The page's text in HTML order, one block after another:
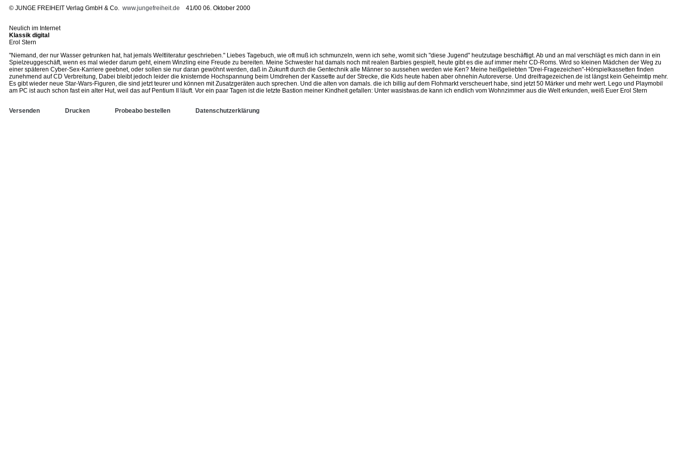
© JUNGE FREIHEIT Verlag GmbH & Co. www.jungefreiheit.de 41/00 06. Oktober 2000
Neulich im Internet
Klassik digital
Erol Stern
"Niemand, der nur Wasser getrunken hat, hat jemals Weltliteratur geschrieben." Liebes Tagebuch, wie oft muß ich schmunzeln, wenn ich sehe, womit sich "diese Jugend" heutzutage beschäftigt. Ab und an mal verschlägt es mich dann in ein
Spielzeuggeschäft, wenn es mal wieder darum geht, einem Winzling eine Freude zu bereiten. Meine Schwester hat damals noch mit realen Barbies gespielt, heute gibt es die auf immer mehr CD-Roms. Wird so kleinen Mädchen der Weg zu
einer späteren Cyber-Sex-Karriere geebnet, oder sollen sie nur daran gewöhnt werden, daß in Zukunft durch die Gentechnik alle Männer so aussehen werden wie Ken? Meine heißgeliebten "Drei-Fragezeichen"-Hörspielkassetten finden
zunehmend auf CD Verbreitung, Dabei bleibt jedoch leider die knisternde Hochspannung beim Umdrehen der Kassette auf der Strecke, die Kids heute haben aber ohnehin Autoreverse. Und dreifragezeichen.de ist längst kein Geheimtip mehr.
Es gibt wieder neue Star-Wars-Figuren, die sind jetzt teurer und können mit Zusatzgeräten auch sprechen. Und die alten von damals. die ich billig auf dem Flohmarkt verscheuert habe, sind jetzt 50 Märker und mehr wert. Lego und Playmobil
am PC ist auch schon fast ein alter Hut, weil das auf Pentium II läuft. Vor ein paar Tagen ist die letzte Bastion meiner Kindheit gefallen: Unter wasistwas.de kann ich endlich vom Wohnzimmer aus die Welt erkunden, weiß Euer Erol Stern
Versenden Drucken Probeabo bestellen Datenschutzerklärung